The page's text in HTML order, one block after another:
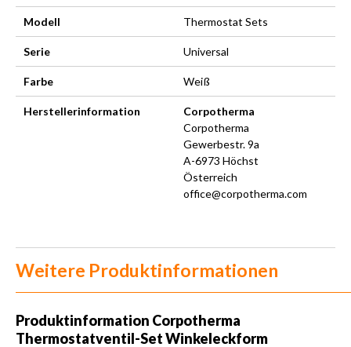
Modell Thermostat Sets
Serie Universal
Farbe Weiß
Herstellerinformation
Corpotherma
Corpotherma
Gewerbestr. 9a
A-6973 Höchst
Österreich
office@corpotherma.com
Weitere Produktinformationen
Produktinformation Corpotherma
Thermostatventil-Set Winkeleckform